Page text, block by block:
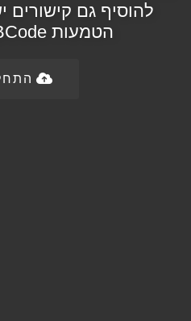
להוסיף גם קישורים
הטמעות BBCode ו- HTML.